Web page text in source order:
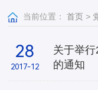
当前位置： 首页 >
28
2017-12
关于举
的通知